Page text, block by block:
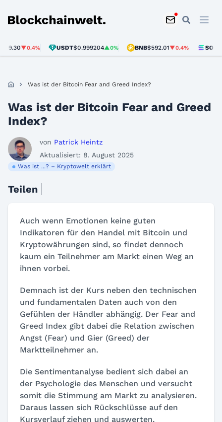
Blockchainwelt
USDT$0.999204▲0% BNB $592.01▼0.4% SOL $72.56
Was ist der Bitcoin Fear and Greed Index?
Was ist der Bitcoin Fear and Greed
Index?
von Patrick Heintz
Aktualisiert: 8. August 2025
Was ist ...? – Kryptowelt erklärt
Teilen
Auch wenn Emotionen keine guten
Indikatoren für den Handel mit Bitcoin und
Kryptowährungen sind, so findet dennoch
kaum ein Teilnehmer am Markt einen Weg an
ihnen vorbei.
Demnach ist der Kurs neben den technischen
und fundamentalen Daten auch von den
Gefühlen der Händler abhängig. Der Fear and
Greed Index gibt dabei die Relation zwischen
Angst (Fear) und Gier (Greed) der
Marktteilnehmer an.
Die Sentimentanalyse bedient sich dabei an
der Psychologie des Menschen und versucht
somit die Stimmung am Markt zu analysieren.
Daraus lassen sich Rückschlüsse auf den
Kursverlauf ziehen und auswerten.